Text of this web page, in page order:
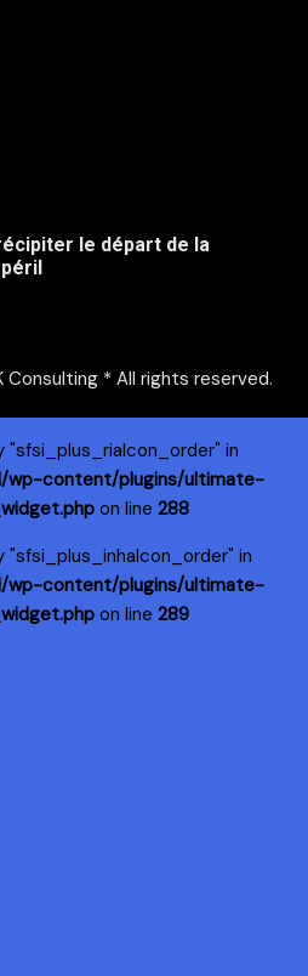
le départ de la
Consulting * All rights reserved.
"sfsi_plus_riaIcon_order" in
wp-content/plugins/ultimate-
on line 288
"sfsi_plus_inhaIcon_order" in
wp-content/plugins/ultimate-
on line 289